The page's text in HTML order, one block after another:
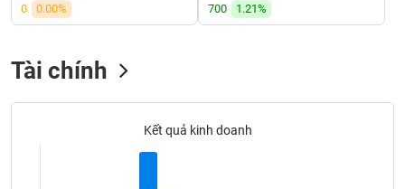
0
0.00%
700
1.21%
Tài chính
Kết quả kinh doanh
Tất cả Chỉ số Chứng chỉ quỹ
Lãnh
đạo
Người nội bộ Người liên quan